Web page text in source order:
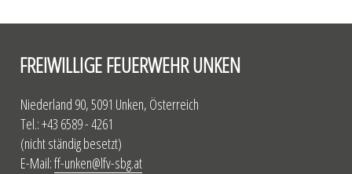
FREIWILLIGE FEUERWEHR UNKEN
Niederland 90, 5091 Unken, Österreich
Tel.: +43 6589 - 4261
(nicht ständig besetzt)
E-Mail:ff-unken@lfv-sbg.at